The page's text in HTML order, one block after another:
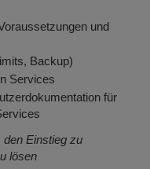
und
Backup)
Services
für
Einstieg zu
lösen